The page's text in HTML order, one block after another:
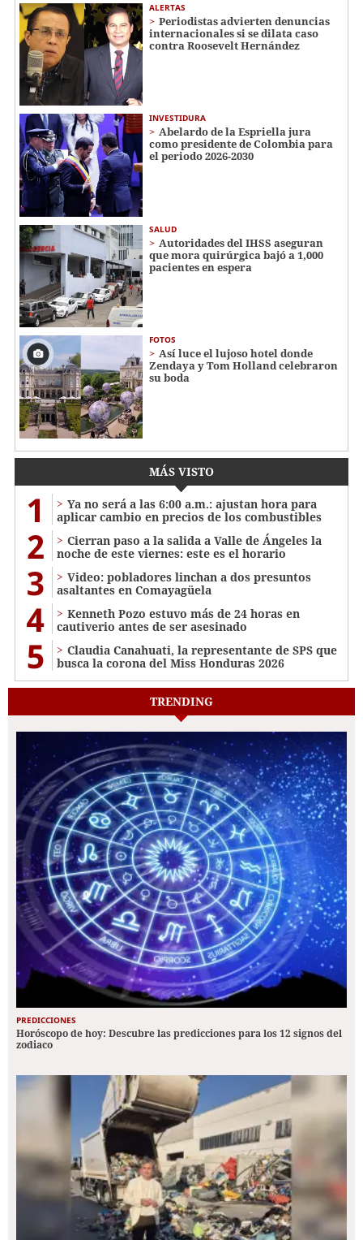
ALERTAS
Periodistas advierten denuncias
internacionales si se dilata caso
contra Roosevelt Hernández
INVESTIDURA
Abelardo de la Espriella jura
como presidente de Colombia para
el periodo 2026-2030
SALUD
Autoridades del IHSS aseguran
que mora quirúrgica bajó a 1,000
pacientes en espera
FOTOS
Así luce el lujoso hotel donde
Zendaya y Tom Holland celebraron
su boda
MÁS VISTO
1
Ya no será a las 6:00 a.m.: ajustan hora para
aplicar cambio en precios de los combustibles
2
Cierran paso a la salida a Valle de Ángeles la
noche de este viernes: este es el horario
3
Video: pobladores linchan a dos presuntos
asaltantes en Comayagüela
4
Kenneth Pozo estuvo más de 24 horas en
cautiverio antes de ser asesinado
5
Claudia Canahuati, la representante de SPS que
busca la corona del Miss Honduras 2026
TRENDING
PREDICCIONES
Horóscopo de hoy: Descubre las predicciones para los 12 signos del
zodiaco